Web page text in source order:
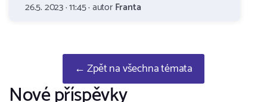
26.5. 2023 · 11:45 · autorFranta
← Zpět na všechna témata
Nové příspěvky